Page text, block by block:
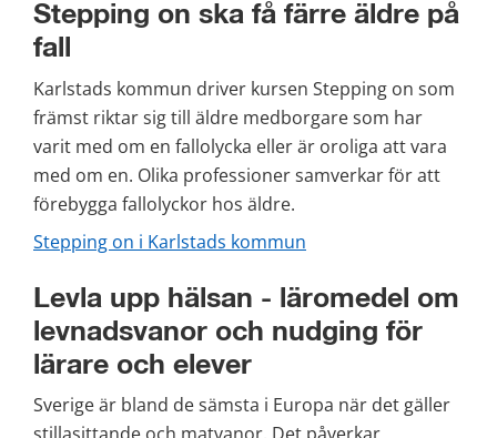
Stepping on ska få färre äldre på
fall
Karlstads kommun driver kursen Stepping on som
främst riktar sig till äldre medborgare som har
varit med om en fallolycka eller är oroliga att vara
med om en. Olika professioner samverkar för att
förebygga fallolyckor hos äldre.
Stepping on i Karlstads kommun
Levla upp hälsan - läromedel om
levnadsvanor och nudging för
lärare och elever
Sverige är bland de sämsta i Europa när det gäller